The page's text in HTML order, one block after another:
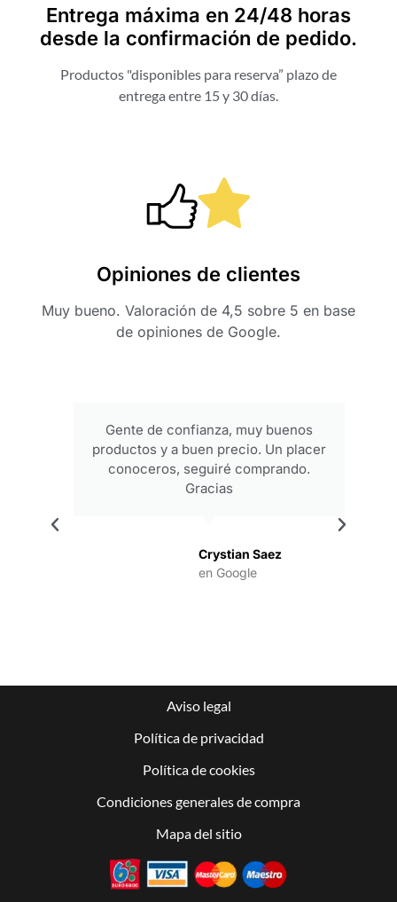
Entrega máxima en 24/48 horas
desde la confirmación de pedido.
Productos "disponibles para reserva” plazo de
entrega entre 15 y 30 días.
Opiniones de clientes
Muy bueno. Valoración de 4,5 sobre 5 en base
de opiniones de Google.
Gente de confianza, muy buenos
productos y a buen precio. Un placer
conoceros, seguiré comprando.
Gracias
Crystian Saez
en Google
Aviso legal
Política de privacidad
Política de cookies
Condiciones generales de compra
Mapa del sitio